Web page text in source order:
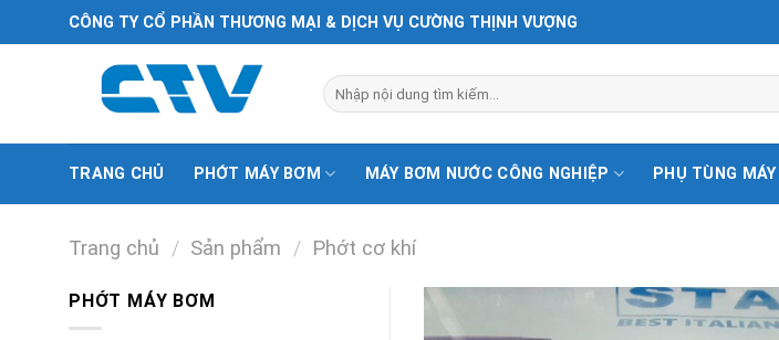
đến
CÔNG TY CỔ PHẦN THƯƠNG MẠI & DỊCH VỤ CƯỜNG THỊNH VƯỢNG
Tìm
kiếm:
TRANG CHỦ PHỚT MÁY BƠM MÁY BƠM NƯỚC CÔNG NGHIỆP PHỤ TÙNG MÁY
Trang chủ / Sản phẩm / Phớt cơ khí
PHỚT MÁY BƠM